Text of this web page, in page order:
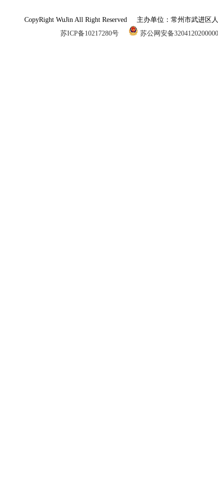
CopyRight WuJin All Right Reserved 主办单位：常州市武进
苏ICP备10217280号
苏公网安备